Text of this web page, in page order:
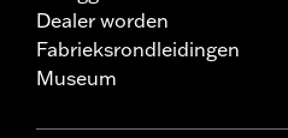
Dealer worden
Fabrieksrondleidingen
Museum